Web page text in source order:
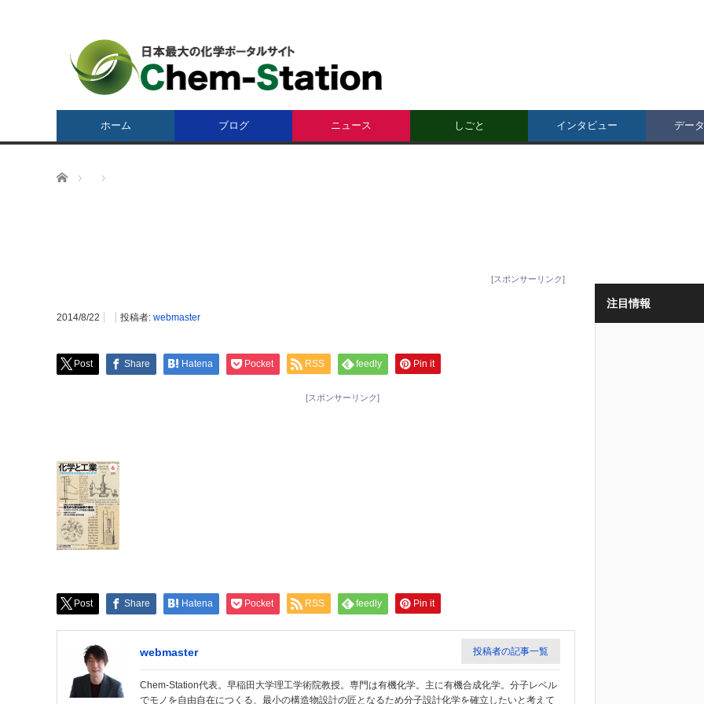
ホーム ブログ ニュース しごと インタビュー デー
ホーム
[スポンサーリンク]
2014/8/22 投稿者: webmaster
Post Share Hatena Pocket RSS feedly Pin it
[スポンサーリンク]
Post Share Hatena Pocket RSS feedly Pin it
webmaster 投稿者の記事一覧
Chem-Station代表。早稲田大学理工学術院教授。専門は有機化学。主に有機合成化学。分子レベル
でモノを自由自在につくる、最小の構造物設計の匠となるため分子設計化学を確立したいと考えて
注目情報